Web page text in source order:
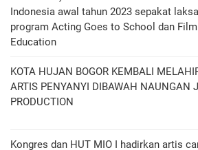
Indonesia awal tahun 2023 sepakat
program Acting Goes to School dan
Education
KOTA HUJAN BOGOR KEMBALI
ARTIS PENYANYI DIBAWAH NAUNGAN
PRODUCTION
Kongres dan HUT MIO I hadirkan artis